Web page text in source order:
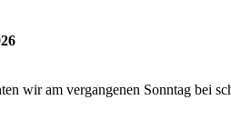
wir am vergangenen Sonntag bei